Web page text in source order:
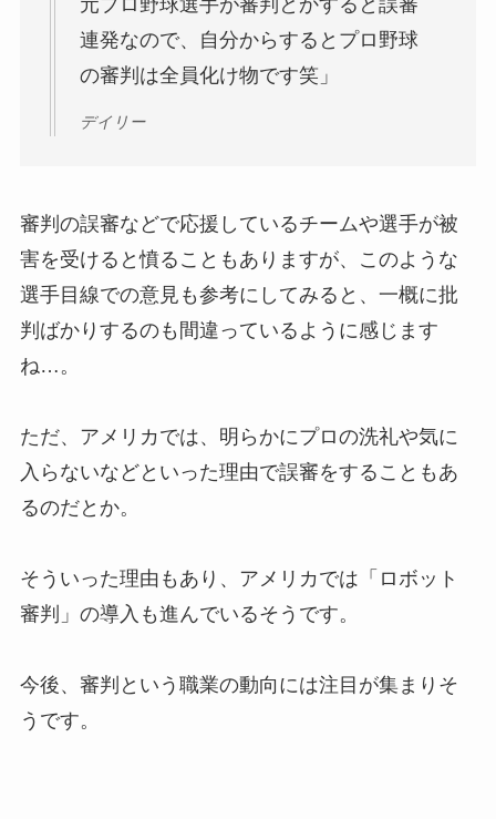
連発なので、自分からするとプロ野球
の審判は全員化け物です笑」
デイリー
審判の誤審などで応援しているチームや選手が被
害を受けると憤ることもありますが、このような
選手目線での意見も参考にしてみると、一概に批
判ばかりするのも間違っているように感じます
ね…。
ただ、アメリカでは、明らかにプロの洗礼や気に
入らないなどといった理由で誤審をすることもあ
るのだとか。
そういった理由もあり、アメリカでは「ロボット
審判」の導入も進んでいるそうです。
今後、審判という職業の動向には注目が集まりそ
うです。